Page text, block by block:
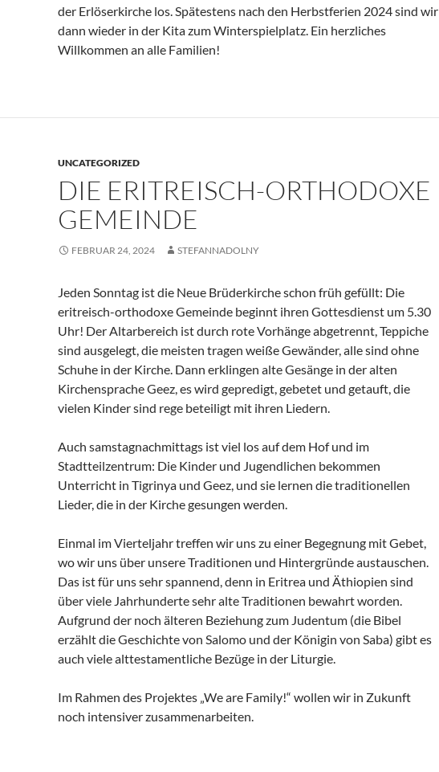
der Erlöserkirche los. Spätestens nach den Herbstferien 2024 sind wir
dann wieder in der Kita zum Winterspielplatz. Ein herzliches
Willkommen an alle Familien!
UNCATEGORIZED
DIE ERITREISCH-ORTHODOXE
GEMEINDE
FEBRUAR 24, 2024 STEFANNADOLNY
Jeden Sonntag ist die Neue Brüderkirche schon früh gefüllt: Die
eritreisch-orthodoxe Gemeinde beginnt ihren Gottesdienst um 5.30
Uhr! Der Altarbereich ist durch rote Vorhänge abgetrennt, Teppiche
sind ausgelegt, die meisten tragen weiße Gewänder, alle sind ohne
Schuhe in der Kirche. Dann erklingen alte Gesänge in der alten
Kirchensprache Geez, es wird gepredigt, gebetet und getauft, die
vielen Kinder sind rege beteiligt mit ihren Liedern.
Auch samstagnachmittags ist viel los auf dem Hof und im
Stadtteilzentrum: Die Kinder und Jugendlichen bekommen
Unterricht in Tigrinya und Geez, und sie lernen die traditionellen
Lieder, die in der Kirche gesungen werden.
Einmal im Vierteljahr treffen wir uns zu einer Begegnung mit Gebet,
wo wir uns über unsere Traditionen und Hintergründe austauschen.
Das ist für uns sehr spannend, denn in Eritrea und Äthiopien sind
über viele Jahrhunderte sehr alte Traditionen bewahrt worden.
Aufgrund der noch älteren Beziehung zum Judentum (die Bibel
erzählt die Geschichte von Salomo und der Königin von Saba) gibt es
auch viele alttestamentliche Bezüge in der Liturgie.
Im Rahmen des Projektes „We are Family!“ wollen wir in Zukunft
noch intensiver zusammenarbeiten.